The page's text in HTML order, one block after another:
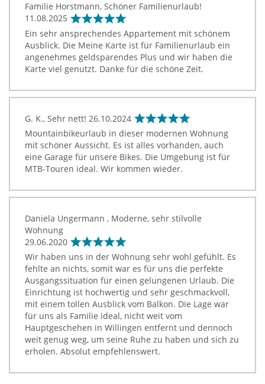
Familie Horstmann, Schöner Familienurlaub!
11.08.2025
Ein sehr ansprechendes Appartement mit schönem
Ausblick. Die Meine Karte ist für Familienurlaub ein
angenehmes geldsparendes Plus und wir haben die
Karte viel genutzt. Danke für die schöne Zeit.
G. K., Sehr nett! 26.10.2024
Mountainbikeurlaub in dieser modernen Wohnung
mit schöner Aussicht. Es ist alles vorhanden, auch
eine Garage für unsere Bikes. Die Umgebung ist für
MTB-Touren ideal. Wir kommen wieder.
Daniela Ungermann , Moderne, sehr stilvolle
Wohnung
29.06.2020
Wir haben uns in der Wohnung sehr wohl gefühlt. Es
fehlte an nichts, somit war es für uns die perfekte
Ausgangssituation für einen gelungenen Urlaub. Die
Einrichtung ist hochwertig und sehr geschmackvoll,
mit einem tollen Ausblick vom Balkon. Die Lage war
für uns als Familie ideal, nicht weit vom
Hauptgeschehen in Willingen entfernt und dennoch
weit genug weg, um seine Ruhe zu haben und sich zu
erholen. Absolut empfehlenswert.